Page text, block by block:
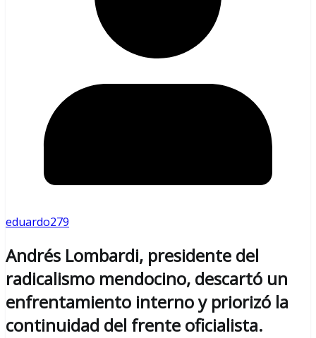
eduardo279
Andrés Lombardi, presidente del
radicalismo mendocino, descartó un
enfrentamiento interno y priorizó la
continuidad del frente oficialista.